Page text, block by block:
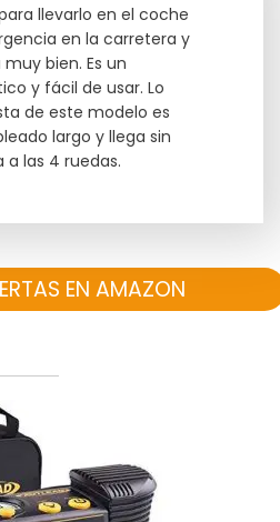
llevarlo en el coche
en la carretera y
bien. Es un
y fácil de usar. Lo
de este modelo es
largo y llega sin
las 4 ruedas.
EN AMAZON